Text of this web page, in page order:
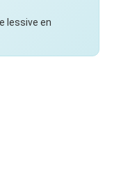
lessive en